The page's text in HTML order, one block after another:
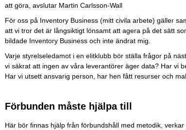
att göra, avslutar Martin Carlsson-Wall
För oss på Inventory Business (mitt civila arbete) gäller
att vi tror det är långsiktigt lönsamt att agera på det sätt
bildade Inventory Business och inte ändrat mig.
Varje styrelseledamot i en elitklubb bör ställa frågor på
vi säkrat att ingen av våra leverantörer äger data? Har vi
Har vi utsett ansvarig person, har hen fått resurser och
Förbunden måste hjälpa till
Här bör finnas hjälp från förbundshåll med metodik,